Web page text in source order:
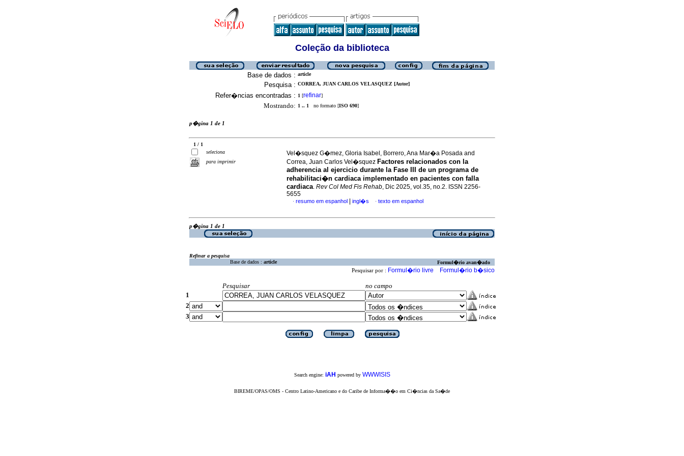
Coleção da biblioteca
Base de dados : article
Pesquisa : CORREA, JUAN CARLOS VELASQUEZ [Autor]
Refer�ncias encontradas : 1 [refinar]
Mostrando: 1 .. 1 no formato [ISO 690]
p�gina 1 de 1
1 / 1
seleciona
para imprimir
Vel�squez G�mez, Gloria Isabel, Borrero, Ana Mar�a Posada and
Correa, Juan Carlos Vel�squez Factores relacionados con la
adherencia al ejercicio durante la Fase III de un programa de
rehabilitaci�n cardiaca implementado en pacientes con falla
cardiaca. Rev Col Med Fis Rehab, Dic 2025, vol.35, no.2. ISSN 2256-
5655
· resumo em espanhol ingl�s · texto em espanhol
p�gina 1 de 1
Refinar a pesquisa
Base de dados : article Formul�rio avan�ado
Pesquisar por : Formul�rio livre Formul�rio b�sico
Pesquisar
no campo
1
2
3
Search engine: iAH powered by WWWISIS
BIREME/OPAS/OMS - Centro Latino-Americano e do Caribe de Informa��o em Ci�ncias da Sa�de